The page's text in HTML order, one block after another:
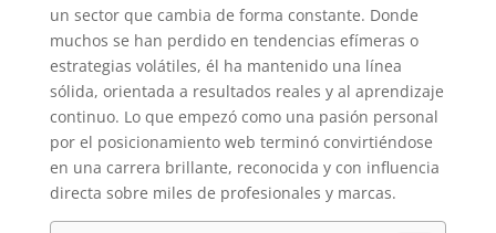
un sector que cambia de forma constante. Donde
muchos se han perdido en tendencias efímeras o
estrategias volátiles, él ha mantenido una línea
sólida, orientada a resultados reales y al aprendizaje
continuo. Lo que empezó como una pasión personal
por el posicionamiento web terminó convirtiéndose
en una carrera brillante, reconocida y con influencia
directa sobre miles de profesionales y marcas.